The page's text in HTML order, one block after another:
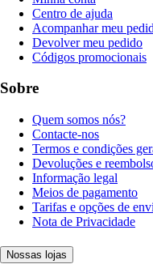
Centro de ajuda
Acompanhar meu
Devolver meu pedido
Códigos promocionais
Sobre
Quem somos nós?
Contacte-nos
Termos e condições
Devoluções e
Informação legal
Meios de pagamento
Tarifas e opções de
Nota de Privacidade
Nossas lojas